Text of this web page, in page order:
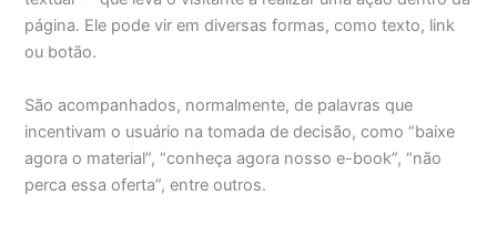
página. Ele pode vir em diversas formas, como texto, link
ou botão.
São acompanhados, normalmente, de palavras que
incentivam o usuário na tomada de decisão, como “baixe
agora o material”, “conheça agora nosso e-book”, “não
perca essa oferta”, entre outros.